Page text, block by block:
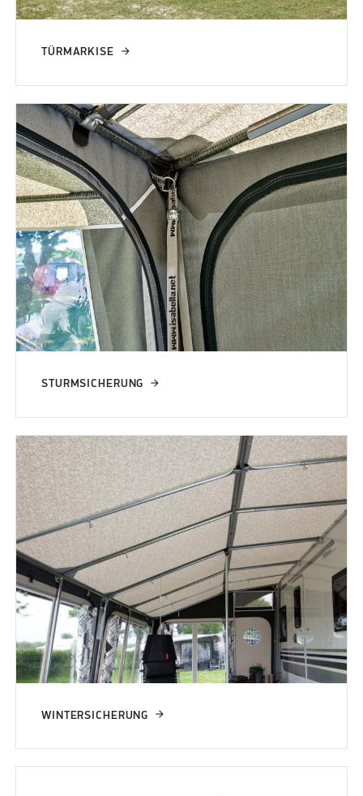
TÜRMARKISE
STURMSICHERUNG
WINTERSICHERUNG